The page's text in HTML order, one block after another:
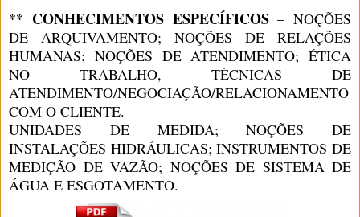
** CONHECIMENTOS ESPECÍFICOS– NOÇÕES
DE ARQUIVAMENTO; NOÇÕES DE RELAÇÕES
HUMANAS; NOÇÕES DE ATENDIMENTO; ÉTICA
NO TRABALHO, TÉCNICAS DE
ATENDIMENTO/NEGOCIAÇÃO/RELACIONAMENTO
COM O CLIENTE.
UNIDADES DE MEDIDA; NOÇÕES DE
INSTALAÇÕES HIDRÁULICAS; INSTRUMENTOS DE
MEDIÇÃO DE VAZÃO; NOÇÕES DE SISTEMA DE
ÁGUA E ESGOTAMENTO.